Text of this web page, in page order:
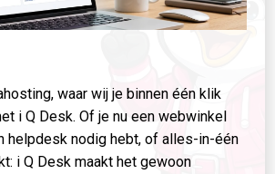
waar wij je binnen één klik
i Q Desk. Of je nu een webwinkel
helpdesk nodig hebt, of alles-in-één
i Q Desk maakt het gewoon